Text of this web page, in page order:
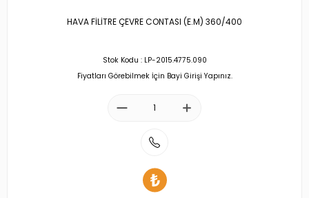
HAVA FİLİTRE ÇEVRE CONTASI (E.M) 360/400
Stok Kodu : LP-2015.4775.090
Fiyatları Görebilmek İçin Bayi Girişi Yapınız.